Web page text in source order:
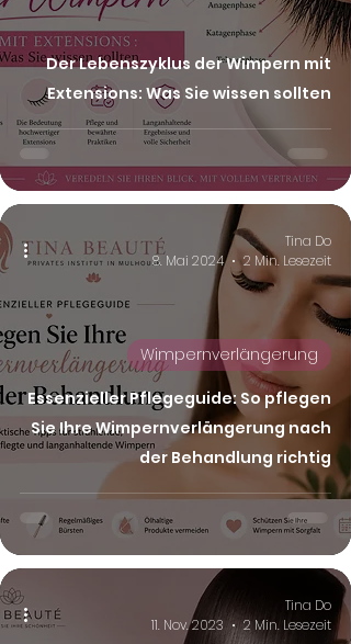
Der Lebenszyklus der Wimpern mit
Extensions: Was Sie wissen sollten
Essenzieller Pflegeguide: So pflegen
Sie Ihre Wimpernverlängerung nach
der Behandlung richtig
Wimpernverlängerung
Tina Do
8. Mai 2024
2 Min. Lesezeit
Tina Do
11. Nov. 2023
2 Min. Lesezeit